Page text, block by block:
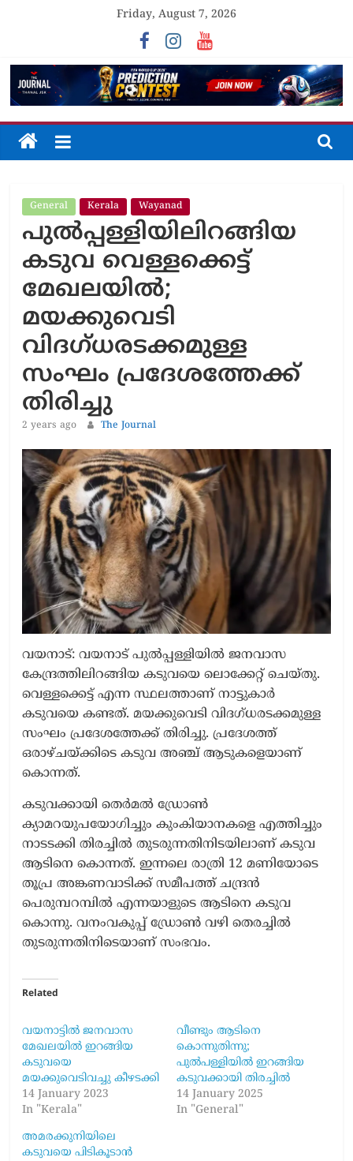
Friday, August 7, 2026
The
Unfolding
The
Truth
General Kerala Wayanad
പുൽപ്പള്ളിയിലിറങ്ങിയ
കടുവ വെള്ളക്കെട്ട്
മേഖലയില്‍;
മയക്കുവെടി
വിദഗ്ധരടക്കമുള്ള
സംഘം പ്രദേശത്തേക്ക്
തിരിച്ചു
2 years ago The Journal
വയനാട്: വയനാട് പുൽപ്പള്ളിയിൽ ജനവാസ
കേന്ദ്രത്തിലിറങ്ങിയ കടുവയെ ലൊക്കേറ്റ് ചെയ്തു.
വെള്ളക്കെട്ട് എന്ന സ്ഥലത്താണ് നാട്ടുകാർ
കടുവയെ കണ്ടത്. മയക്കുവെടി വിദഗ്ധരടക്കമുള്ള
സംഘം പ്രദേശത്തേക്ക് തിരിച്ചു. പ്രദേശത്ത്
ഒരാഴ്ചയ്ക്കിടെ കടുവ അഞ്ച് ആടുകളെയാണ്
കൊന്നത്.
കടുവക്കായി തെർമൽ ഡ്രോൺ
ക്യാമറയുപയോഗിച്ചും കുംകിയാനകളെ എത്തിച്ചും
നാടടക്കി തിരച്ചിൽ തുടരുന്നതിനിടയിലാണ് കടുവ
ആടിനെ കൊന്നത്. ഇന്നലെ രാത്രി 12 മണിയോടെ
തൂപ്ര അങ്കണവാടിക്ക് സമീപത്ത് ചന്ദ്രൻ
പെരുമ്പറമ്പിൽ എന്നയാളുടെ ആടിനെ കടുവ
കൊന്നു. വനംവകുപ്പ് ഡ്രോൺ വഴി തെരച്ചിൽ
തുടരുന്നതിനിടെയാണ് സംഭവം.
Related
വയനാട്ടിൽ ജനവാസ
മേഖലയിൽ ഇറങ്ങിയ
കടുവയെ
മയക്കുവെടിവച്ചു കീഴടക്കി
14 January 2023
In "Kerala"
വീണ്ടും ആടിനെ
കൊന്നുതിന്നു;
പുൽപള്ളിയിൽ ഇറങ്ങിയ
കടുവക്കായി തിരച്ചിൽ
14 January 2025
In "General"
അമരക്കുനിയിലെ
കടുവയെ പിടികൂടാൻ